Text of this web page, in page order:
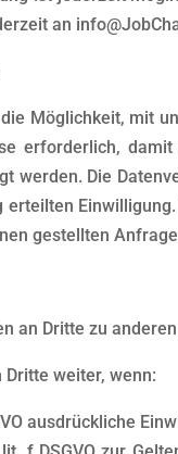
an
Möglichkeit, mit
erforderlich,
werden. Die
gestellten
an Dritte zu
weiter, wenn:
ausdrückliche